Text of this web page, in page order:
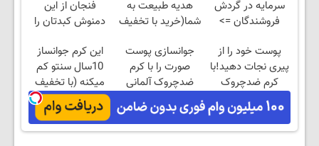
سرمایه در گردش
فروشندگان =>
کن
هدیه طبیعت به
شما(خرید با تخفیف
فنجان از این
دمنوش کبدتان را
پوست خود را از
پیری نجات دهید!با
کرم ضدچروک
جلبک
جوانسازی پوست
صورت را با کرم
ضدچروک آلمانی
این کرم جوانساز
10سال سنتو کم
میکنه (با تخفیف
ویژه)